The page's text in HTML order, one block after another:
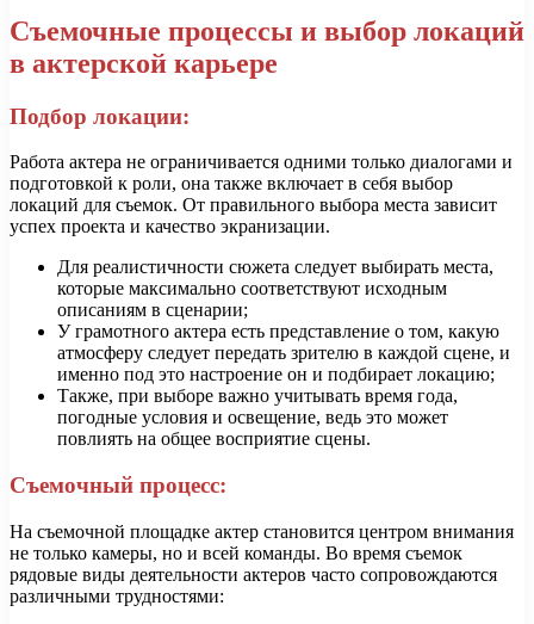
Съемочные процессы и выбор локаций
в актерской карьере
Подбор локации:
Работа актера не ограничивается одними только диалогами и
подготовкой к роли, она также включает в себя выбор
локаций для съемок. От правильного выбора места зависит
успех проекта и качество экранизации.
Для реалистичности сюжета следует выбирать места,
которые максимально соответствуют исходным
описаниям в сценарии;
У грамотного актера есть представление о том, какую
атмосферу следует передать зрителю в каждой сцене, и
именно под это настроение он и подбирает локацию;
Также, при выборе важно учитывать время года,
погодные условия и освещение, ведь это может
повлиять на общее восприятие сцены.
Съемочный процесс:
На съемочной площадке актер становится центром внимания
не только камеры, но и всей команды. Во время съемок
рядовые виды деятельности актеров часто сопровождаются
различными трудностями: